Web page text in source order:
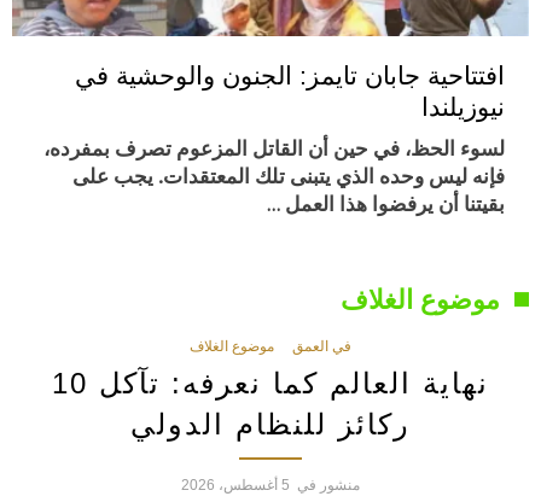
افتتاحية جابان تايمز: الجنون والوحشية في
نيوزيلندا
لسوء الحظ، في حين أن القاتل المزعوم تصرف بمفرده،
فإنه ليس وحده الذي يتبنى تلك المعتقدات. يجب على
بقيتنا أن يرفضوا هذا العمل …
موضوع الغلاف
في العمق موضوع الغلاف
نهاية العالم كما نعرفه: تآكل 10
ركائز للنظام الدولي
منشور في 5 أغسطس، 2026